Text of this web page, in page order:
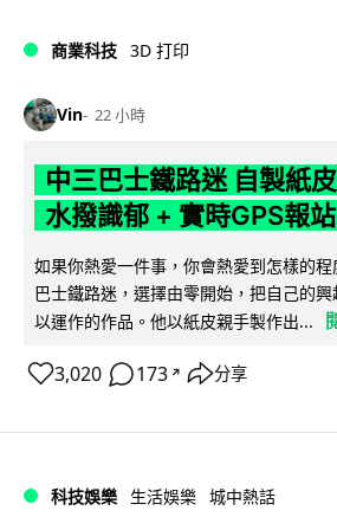
商業科技 3D 打印
Vin 22 小時
中三巴士鐵路迷 自製紙
水撥識郁 + 實時GPS報站
如果你熱愛一件事，你會熱愛到怎樣的
巴士鐵路迷，選擇由零開始，把自己的
以運作的作品。他以紙皮親手製作出...
3,020 173 ↗ 分享
科技娛樂 生活娛樂 城中熱話